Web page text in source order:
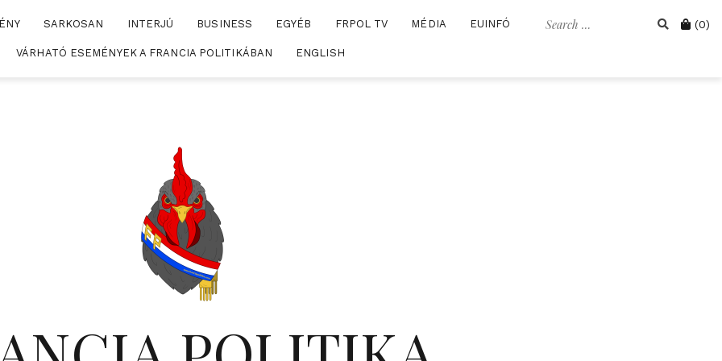
Search Cart
(0)
SARKOSAN INTERJÚ BUSINESS EGYÉB FRPOL TV MÉDIA EUINFÓ
VÁRHATÓ ESEMÉNYEK A FRANCIA POLITIKÁBAN ENGLISH